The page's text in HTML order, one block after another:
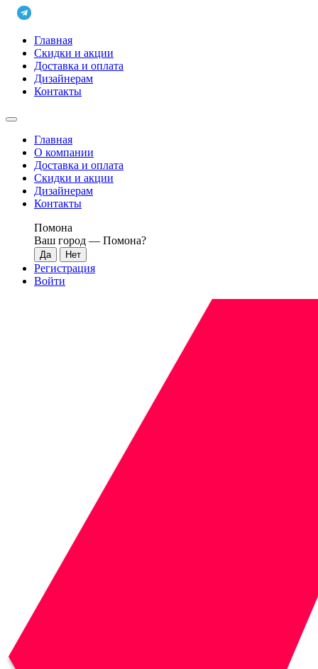
Главная
Скидки и акции
Доставка и оплата
Дизайнерам
Контакты
Главная
О компании
Доставка и оплата
Скидки и акции
Дизайнерам
Контакты
Помона
Ваш город — Помона?
Регистрация
Войти